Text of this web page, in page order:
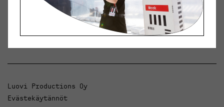
Helsinki Design Weekly.
Keskustelua, uutisia ja ilmiöitä muotoilusta ja
arkkitehtuurista.
Luovi Productions Oy
Evästekäytännöt